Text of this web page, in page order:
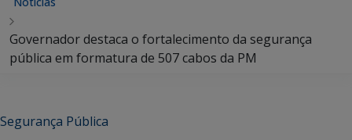
Governador destaca o fortalecimento da segurança
pública em formatura de 507 cabos da PM
Segurança Pública